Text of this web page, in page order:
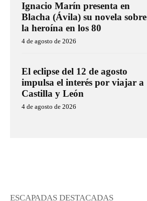
Ignacio Marín presenta en
Blacha (Ávila) su novela sobre
la heroína en los 80
4 de agosto de 2026
El eclipse del 12 de agosto
impulsa el interés por viajar a
Castilla y León
4 de agosto de 2026
ESCAPADAS DESTACADAS